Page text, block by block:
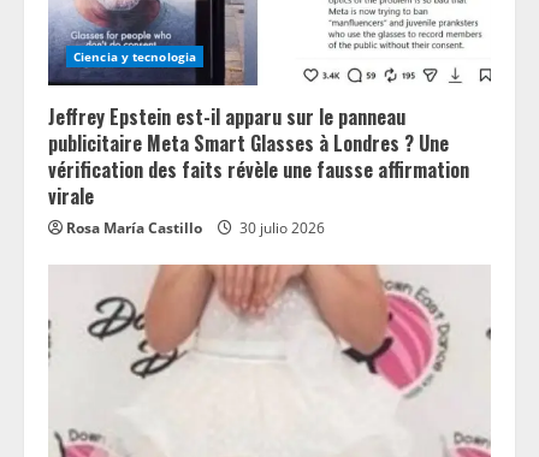
Ciencia y tecnologia
Jeffrey Epstein est-il apparu sur le panneau
publicitaire Meta Smart Glasses à Londres ? Une
vérification des faits révèle une fausse affirmation
virale
Rosa María Castillo 30 julio 2026